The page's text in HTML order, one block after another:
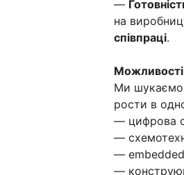
—
на
співпраці.
Ми шукаємо
рости в
— цифрова
—
—
—